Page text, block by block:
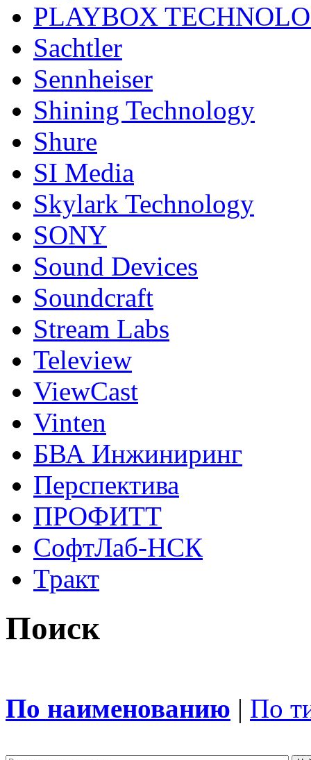
PLAYBOX
Sachtler
Sennheiser
Shining Technology
Shure
SI Media
Skylark Technology
SONY
Sound Devices
Soundcraft
Stream Labs
Teleview
ViewCast
Vinten
БВА Инжиниринг
Перспектива
ПРОФИТТ
СофтЛаб-НСК
Тракт
Поиск
По наименованию | По